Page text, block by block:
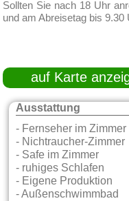
Sollten Sie nach 18 Uhr
und am Abreisetag bis 9.30
auf Karte
Ausstattung
- Fernseher im Zimmer
- Nichtraucher-Zimmer
- Safe im Zimmer
- ruhiges Schlafen
- Eigene Produktion
- Außenschwimmbad